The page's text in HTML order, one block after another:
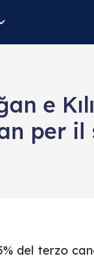
e
per il
del terzo